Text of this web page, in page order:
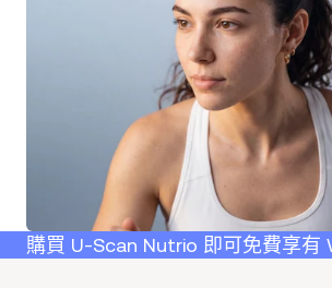
購買 U-Scan Nutrio 即可免費享有